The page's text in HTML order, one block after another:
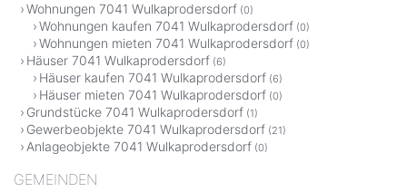
Wohnungen 7041 Wulkaprodersdorf (0)
Wohnungen kaufen 7041 Wulkaprodersdorf (0)
Wohnungen mieten 7041 Wulkaprodersdorf (0)
Häuser 7041 Wulkaprodersdorf (6)
Häuser kaufen 7041 Wulkaprodersdorf (6)
Häuser mieten 7041 Wulkaprodersdorf (0)
Grundstücke 7041 Wulkaprodersdorf (1)
Gewerbeobjekte 7041 Wulkaprodersdorf (21)
Anlageobjekte 7041 Wulkaprodersdorf (0)
GEMEINDEN